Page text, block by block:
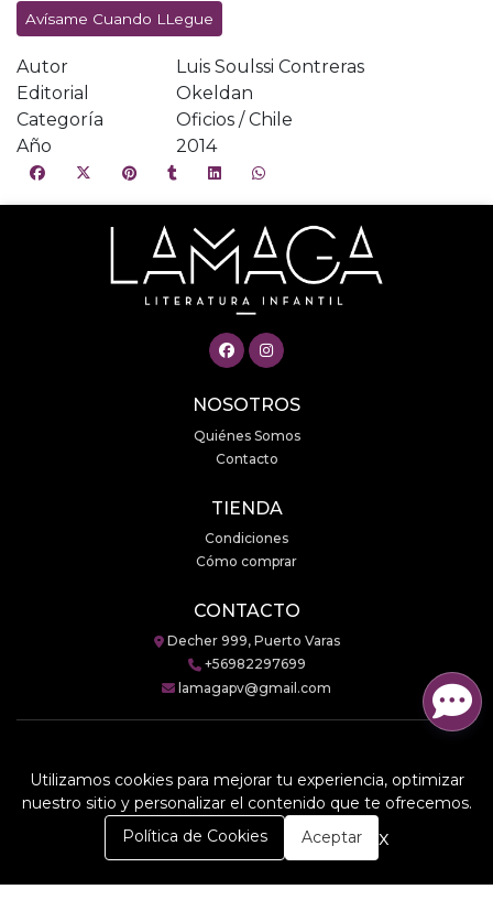
Avísame Cuando LLegue
Autor
Luis Soulssi Contreras
Editorial
Okeldan
Categoría
Oficios / Chile
Año
2014
NOSOTROS
Quiénes Somos
Contacto
TIENDA
Condiciones
Cómo comprar
CONTACTO
Decher 999, Puerto Varas
+56982297699
lamagapv@gmail.com
LaMaga © 2026
Creado porBsale
0
Utilizamos cookies para mejorar tu experiencia, optimizar
nuestro sitio y personalizar el contenido que te ofrecemos.
Política de Cookies
Aceptar x